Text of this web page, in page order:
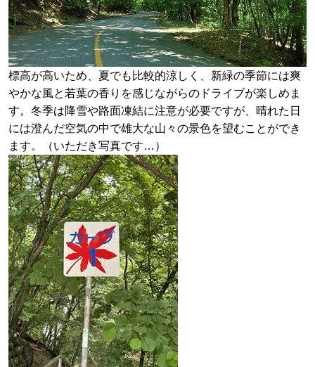
標高が高いため、夏でも比較的涼しく、新緑の季節には爽
やかな風と若葉の香りを感じながらのドライブが楽しめま
す。冬季は降雪や路面凍結に注意が必要ですが、晴れた日
には澄んだ空気の中で雄大な山々の景色を望むことができ
ます。（いただき写真です…）